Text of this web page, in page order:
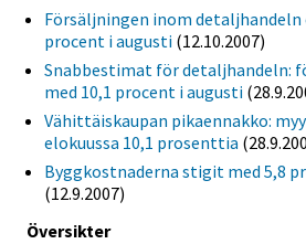
Försäljningen inom detaljhandeln
procent i augusti (12.10.2007)
Snabbestimat för detaljhandeln:
med 10,1 procent i augusti
Vähittäiskaupan pikaennakko:
elokuussa 10,1 prosenttia
Byggkostnaderna stigit med 5,8
(12.9.2007)
Översikter